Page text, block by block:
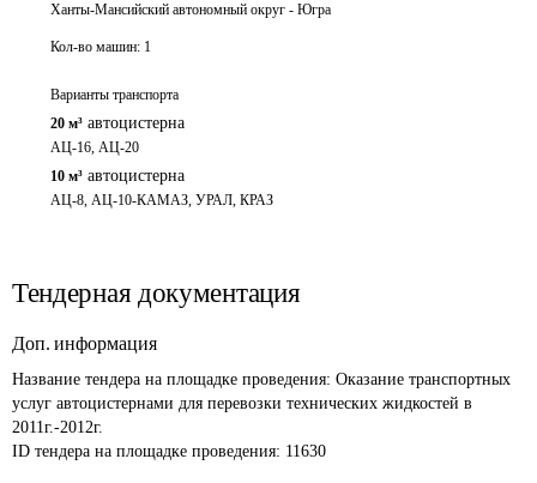
Ханты-Мансийский автономный округ - Югра
Кол-во машин: 1
Варианты транспорта
20 м³ автоцистерна
АЦ-16, АЦ-20
10 м³ автоцистерна
АЦ-8, АЦ-10-КАМАЗ, УРАЛ, КРАЗ
Тендерная документация
Доп. информация
Название тендера на площадке проведения: Оказание транспортных
услуг автоцистернами для перевозки технических жидкостей в
2011г.-2012г.
ID тендера на площадке проведения: 11630